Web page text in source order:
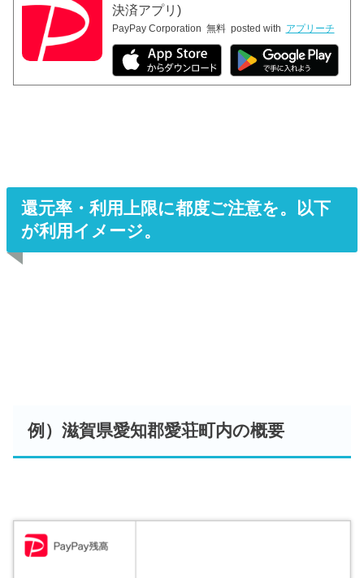
決済アプリ)
PayPay Corporation 無料 posted with アプリーチ
還元率・利用上限に都度ご注意を。以下
が利用イメージ。
例）滋賀県愛知郡愛荘町内の概要